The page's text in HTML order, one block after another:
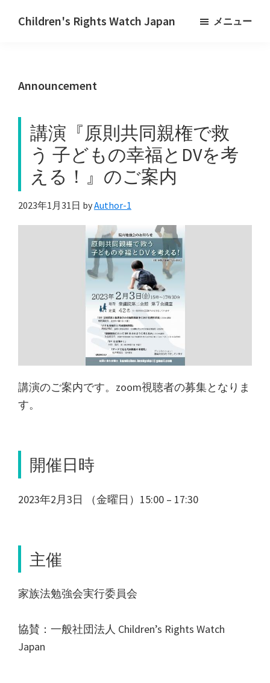
Children's Rights Watch Japan メニュー
Announcement
講演『原則共同親権で救
う 子どもの幸福とDVを考
える！』のご案内
2023年1月31日 byAuthor-1
講演のご案内です。zoom視聴者の募集となりま
す。
開催日時
2023年2月3日 （金曜日）15:00 – 17:30
主催
家族法勉強会実行委員会
協賛：一般社団法人 Children’s Rights Watch
Japan